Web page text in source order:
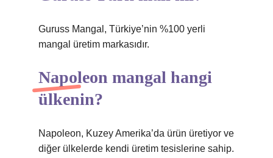
Guruss Mangal, Türkiye’nin %100 yerli
mangal üretim markasıdır.
Napoleon mangal hangi
ülkenin?
Napoleon, Kuzey Amerika’da ürün üretiyor ve
diğer ülkelerde kendi üretim tesislerine sahip.